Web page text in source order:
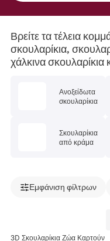
Βρείτε τα τέλεια
σκουλαρίκια,
χάλκινα σκουλαρίκια
Ανοξείδωτα
σκουλαρίκια
Σκουλαρίκια
από κράμα
Εμφάνιση φίλτρων
3D Σκουλαρίκια Ζώα Καρτούν